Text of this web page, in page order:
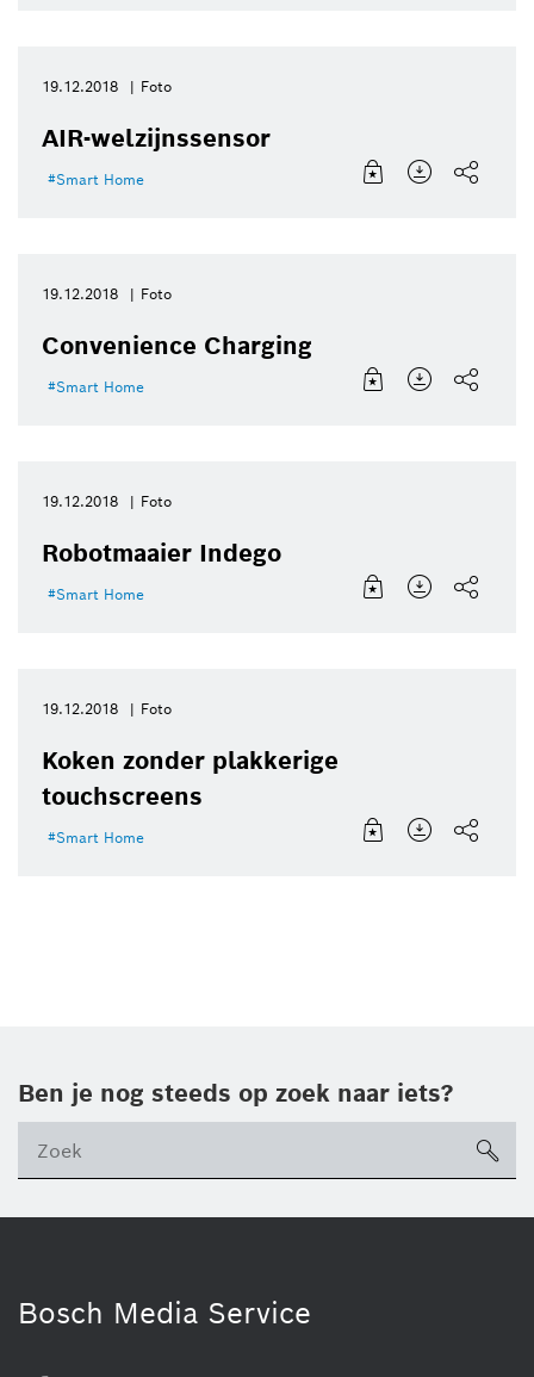
19.12.2018 Foto
AIR-welzijnssensor
Smart Home
19.12.2018 Foto
Convenience Charging
Smart Home
19.12.2018 Foto
Robotmaaier Indego
Smart Home
19.12.2018 Foto
Koken zonder plakkerige
touchscreens
Smart Home
Ben je nog steeds op zoek naar iets?
Bosch Media Service